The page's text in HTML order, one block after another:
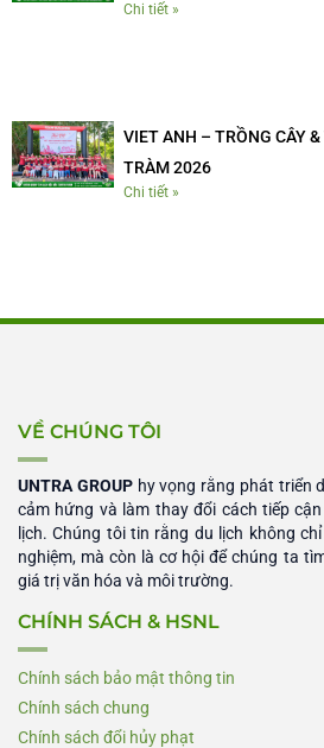
Chi tiết »
VIET ANH – TRỒNG CÂY
TRÀM 2026
Chi tiết »
VỀ CHÚNG TÔI
UNTRA GROUPhy vọng rằng phát triển
cảm hứng và làm thay đổi cách tiếp
lịch. Chúng tôi tin rằng du lịch không
nghiệm, mà còn là cơ hội để chúng ta
giá trị văn hóa và môi trường.
CHÍNH SÁCH & HSNL
Chính sách bảo mật thông tin
Chính sách chung
Chính sách đổi hủy phạt